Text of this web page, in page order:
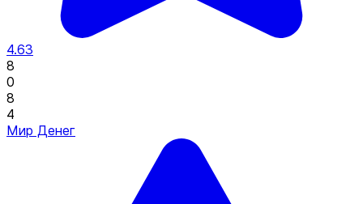
4.63
8
0
8
4
Мир Денег